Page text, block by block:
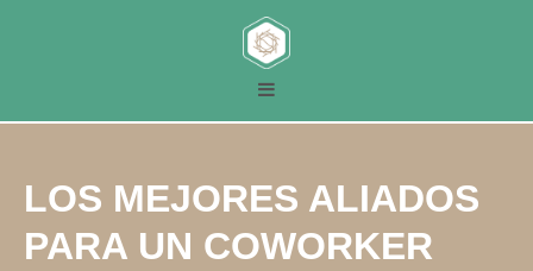
LOS MEJORES ALIADOS
PARA UN COWORKER